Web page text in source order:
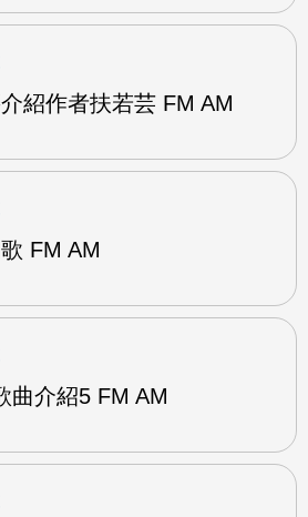
紹作者扶若芸 FM AM
FM AM
曲介紹5 FM AM